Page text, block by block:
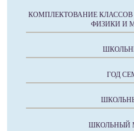
КОМПЛЕКТОВАНИЕ
ФИЗИКИ И
ГОД
ШКОЛЬНЫЙ